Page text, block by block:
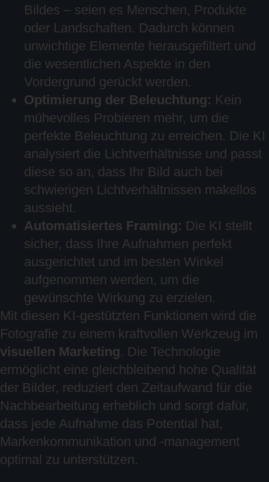
Bildes – seien es Menschen, Produkte
oder Landschaften. Dadurch können
unwichtige Elemente herausgefiltert und
die wesentlichen Aspekte in den
Vordergrund gerückt werden.
Optimierung der Beleuchtung: Kein
mühevolles Probieren mehr, um die
perfekte Beleuchtung zu erreichen. Die KI
analysiert die Lichtverhältnisse und passt
diese so an, dass Ihr Bild auch bei
schwierigen Lichtverhältnissen makellos
aussieht.
Automatisiertes Framing: Die KI stellt
sicher, dass Ihre Aufnahmen perfekt
ausgerichtet und im besten Winkel
aufgenommen werden, um die
gewünschte Wirkung zu erzielen.
Mit diesen KI-gestützten Funktionen wird die
Fotografie zu einem kraftvollen Werkzeug im
visuellen Marketing. Die Technologie
ermöglicht eine gleichbleibend hohe Qualität
der Bilder, reduziert den Zeitaufwand für die
Nachbearbeitung erheblich und sorgt dafür,
dass jede Aufnahme das Potential hat,
Markenkommunikation und -management
optimal zu unterstützen.